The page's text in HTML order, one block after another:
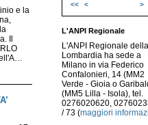
e la
Il
<< < >
L'ANPI Regionale
L'ANPI Regionale della
Lombardia ha sede a
Milano in via Federico
Confalonieri, 14 (MM2
Verde - Gioia o
(MM5 Lilla - Isola), tel.
0276020620,
/ 73 (maggiori